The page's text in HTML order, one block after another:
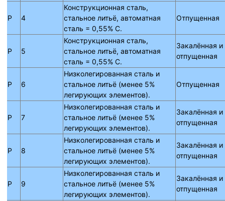
P 4
Конструкционная сталь,
стальное литьё, автоматная
сталь = 0,55% C.
Отпущенная
P 5
Конструкционная сталь,
стальное литьё, автоматная
сталь = 0,55% C.
Закалённая и
отпущенная
P 6
Низколегированная сталь и
стальное литьё (менее 5%
легирующих элементов).
Отпущенная
P 7
Низколегированная сталь и
стальное литьё (менее 5%
легирующих элементов).
Закалённая и
отпущенная
P 8
Низколегированная сталь и
стальное литьё (менее 5%
легирующих элементов).
Закалённая и
отпущенная
P 9
Низколегированная сталь и
стальное литьё (менее 5%
легирующих элементов).
Закалённая и
отпущенная